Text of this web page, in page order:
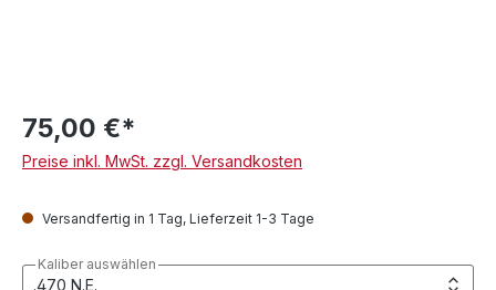
75,00 €*
Preise inkl. MwSt. zzgl. Versandkosten
Versandfertig in 1 Tag, Lieferzeit 1-3 Tage
Kaliber auswählen